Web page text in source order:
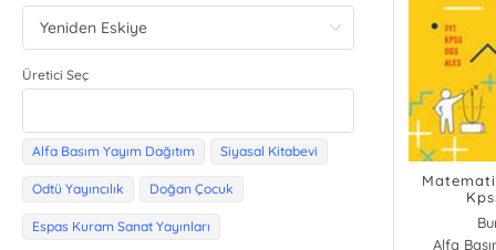
Üretici Seç
Alfa Basım Yayım Dağıtım Siyasal Kitabevi
Odtü Yayıncılık Doğan Çocuk
Espas Kuram Sanat Yayınları
Alfa